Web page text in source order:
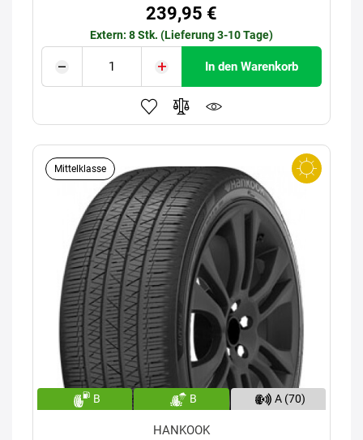
239,95 €
Extern: 8 Stk. (Lieferung 3-10 Tage)
In den Warenkorb
Mittelklasse
B B A (70)
HANKOOK